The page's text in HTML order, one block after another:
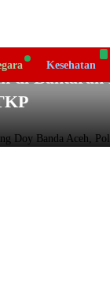
Kesehatan
di Bantaran